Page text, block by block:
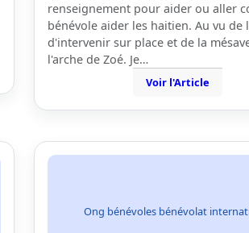
renseignement pour aider ou aller
bénévole aider les haitien. Au vu de
d'intervenir sur place et de la
l'arche de Zoé. Je…
Voir l'Article
Ong bénévoles bénévolat